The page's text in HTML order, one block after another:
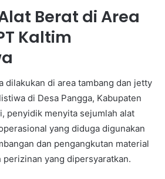
Berat di Area
Kaltim
dilakukan di area tambang dan jetty
di Desa Pangga, Kabupaten
penyidik menyita sejumlah alat
yang diduga digunakan
dan pengangkutan material
perizinan yang dipersyaratkan.